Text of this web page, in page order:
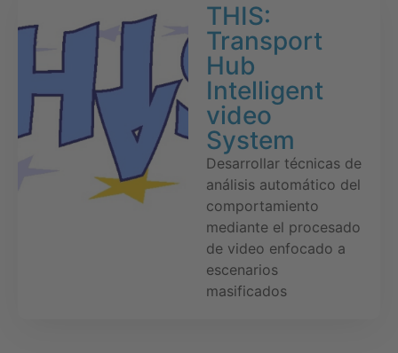
THIS:
Transport
Hub
Intelligent
video
System
Desarrollar técnicas de
análisis automático del
comportamiento
mediante el procesado
de video enfocado a
escenarios
masificados